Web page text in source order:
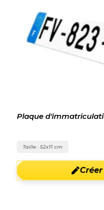
Plaque
Taille : 52x11 cm